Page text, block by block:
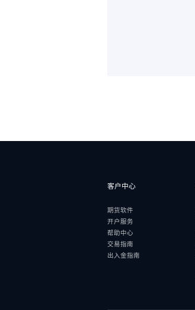
客户中心
期货软件
开户服务
帮助中心
交易指南
出入金指南